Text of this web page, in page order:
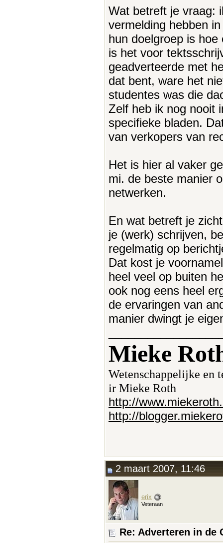
Wat betreft je vraag:
vermelding hebben
hun doelgroep is
is het voor
geadverteerde met
dat bent, ware het
studentes was die
Zelf heb ik nog nooit
specifieke bladen.
van verkopers van
Het is hier al vaker
mi. de beste manier
netwerken.
En wat betreft je
je (werk) schrijven,
regelmatig op
Dat kost je
heel veel op buiten
ook nog eens heel
de ervaringen van
manier dwingt je
Mieke
Wetenschappelijke en
ir Mieke Roth
http://
http://
2 maart 2007, 11:46
erix
Veteraan
Re: Adverteren in de